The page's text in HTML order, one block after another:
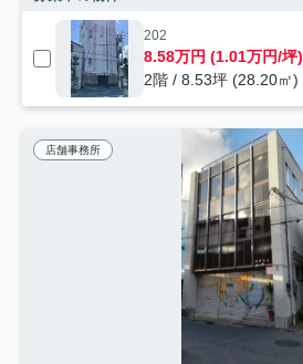
202
8.58万円 (1.01万円/坪)
2階 / 8.53坪 (28.20㎡)
店舗事務所